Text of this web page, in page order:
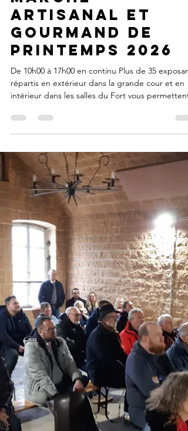
Marché
artisanal et
gourmand de
Printemps 2026
De 10h00 à 17h00 en continu Plus de 35
répartis en extérieur dans la grande cour et en
intérieur dans les salles du Fort vous permettent
producteurs et artisans locaux : Fleurs, plants de
légumes et aromatiques, Décorations, Bougies,
Bijoux, Produits de beauté, Parfums, Couture,
Objets en bois, Vannerie, peinture … Mais aussi
vous restaurer le midi et déguster les produits
locaux F